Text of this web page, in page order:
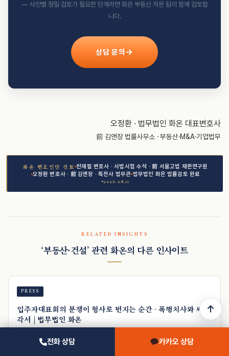
— 사안별 정밀 검토가 필요한 단계라면 화온 부동산 자문 팀이 함께 검토합
니다.
상담 문의
오정환 · 법무법인 화온 대표변호사
前 김앤장 법률사무소 · 부동산·M&A·기업법무
화온 변호인단 검토 천재필 변호사 · 사법시험 수석 · 前 서울고법 재판연구원
오정환 변호사 · 前 김앤장 · 특전사 법무관 법무법인 화온 법률검토 완료
2026.08.11
RELATED INSIGHTS
‘부동산·건설’ 관련 화온의 다른 인사이트
PRESS
입주자대표회의 분쟁이 형사로 번지는 순간 - 폭행치사와 싸움
각서 | 법무법인 화온
폭행치사·싸움 각서의 법적 경계, 예방의 출발점을 짚습니다.
전화 상담 카카오 상담